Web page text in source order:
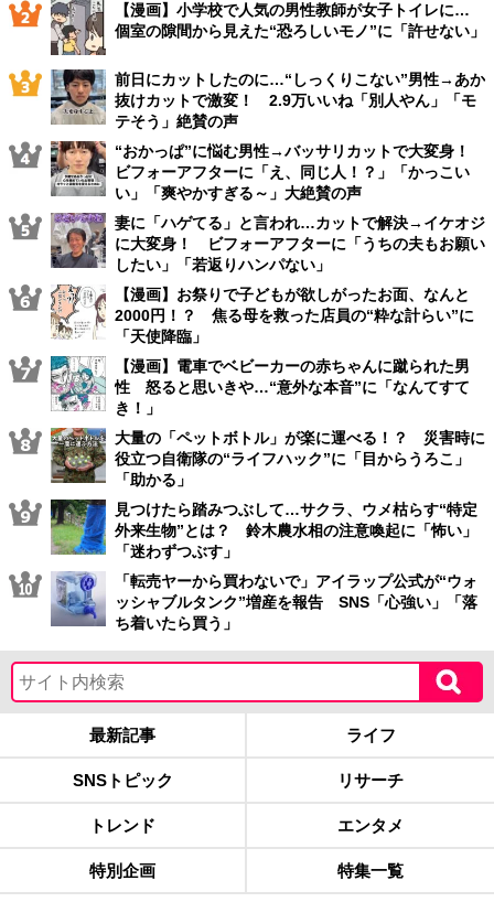
【漫画】小学校で人気の男性教師が女子トイレに…
個室の隙間から見えた“恐ろしいモノ”に「許せない」
前日にカットしたのに…“しっくりこない”男性→あか
抜けカットで激変！ 2.9万いいね「別人やん」「モ
テそう」絶賛の声
“おかっぱ”に悩む男性→バッサリカットで大変身！
ビフォーアフターに「え、同じ人！？」「かっこい
い」「爽やかすぎる～」大絶賛の声
妻に「ハゲてる」と言われ…カットで解決→イケオジ
に大変身！ ビフォーアフターに「うちの夫もお願い
したい」「若返りハンパない」
【漫画】お祭りで子どもが欲しがったお面、なんと
2000円！？ 焦る母を救った店員の“粋な計らい”に
「天使降臨」
【漫画】電車でベビーカーの赤ちゃんに蹴られた男
性 怒ると思いきや…“意外な本音”に「なんてすて
き！」
大量の「ペットボトル」が楽に運べる！？ 災害時に
役立つ自衛隊の“ライフハック”に「目からうろこ」
「助かる」
見つけたら踏みつぶして…サクラ、ウメ枯らす“特定
外来生物”とは？ 鈴木農水相の注意喚起に「怖い」
「迷わずつぶす」
「転売ヤーから買わないで」アイラップ公式が“ウォ
ッシャブルタンク”増産を報告 SNS「心強い」「落
ち着いたら買う」
最新記事 ライフ
SNSトピック リサーチ
トレンド エンタメ
特別企画 特集一覧